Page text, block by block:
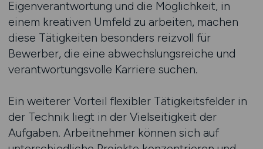
Eigenverantwortung und die Möglichkeit, in
einem kreativen Umfeld zu arbeiten, machen
diese Tätigkeiten besonders reizvoll für
Bewerber, die eine abwechslungsreiche und
verantwortungsvolle Karriere suchen.
Ein weiterer Vorteil flexibler Tätigkeitsfelder in
der Technik liegt in der Vielseitigkeit der
Aufgaben. Arbeitnehmer können sich auf